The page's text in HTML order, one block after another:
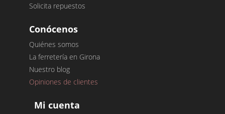
Solicita repuestos
Conócenos
Quiénes somos
La ferretería en Girona
Nuestro blog
Opiniones de clientes
Mi cuenta